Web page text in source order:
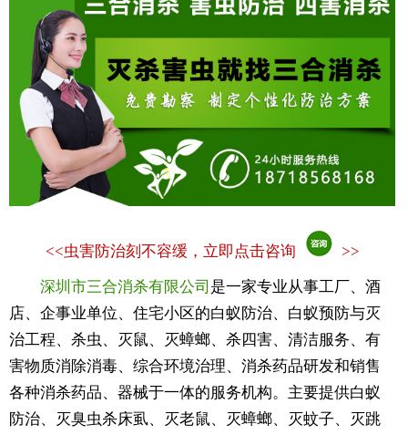
<<虫害防治刻不容缓，立即点击咨询 >>
深圳市三合消杀有限公司 是一家专业从事工厂、酒
店、企事业单位、住宅小区的白蚁防治、白蚁预防与灭
治工程、杀虫、灭鼠、灭蟑螂、杀四害、清洁服务、有
害物质消除消毒、综合环境治理、消杀药品研发和销售
各种消杀药品、器械于一体的服务机构。主要提供白蚁
防治、灭臭虫杀床虱、灭老鼠、灭蟑螂、灭蚊子、灭跳